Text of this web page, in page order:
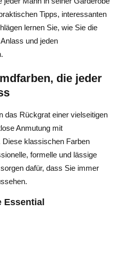
Tipps, interessanten
lernen Sie, wie Sie die
und jeden
die jeder
das Rückgrat einer vielseitigen
Anmutung mit
Diese klassischen Farben
formelle und lässige
dafür, dass Sie immer
Essential